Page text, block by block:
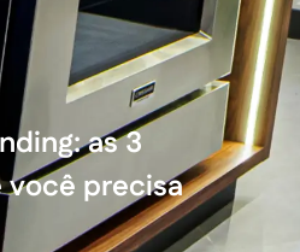
as 3
você precisa